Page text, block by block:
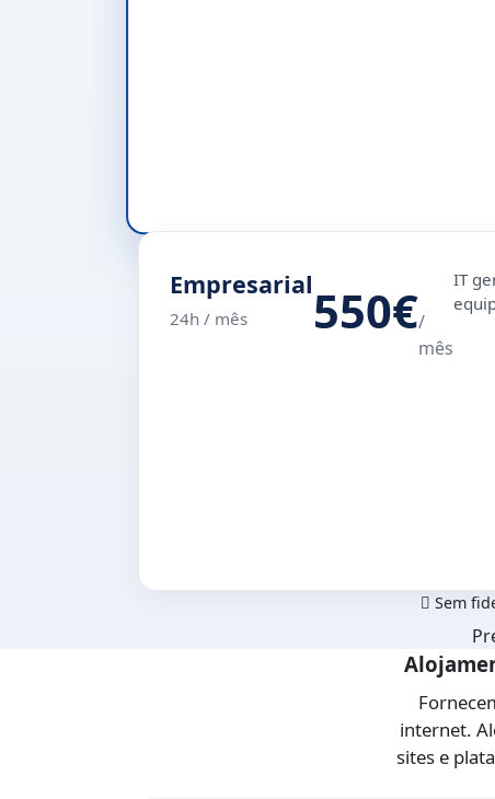
Empresarial
24h / mês 550€/
mês
IT
Sem
internet.
sites e